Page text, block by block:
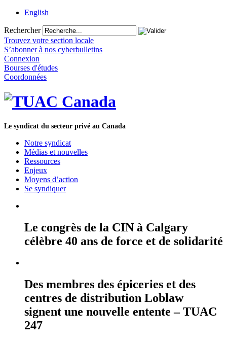
English
Rechercher
Trouvez votre section locale
S’abonner à nos cyberbulletins
Connexion
Bourses d'études
Coordonnées
Le syndicat du secteur privé au Canada
Notre syndicat
Médias et nouvelles
Ressources
Enjeux
Moyens d’action
Se syndiquer
Le congrès de la CIN à Calgary
célèbre 40 ans de force et de solidarité
Des membres des épiceries et des
centres de distribution Loblaw
signent une nouvelle entente – TUAC
247